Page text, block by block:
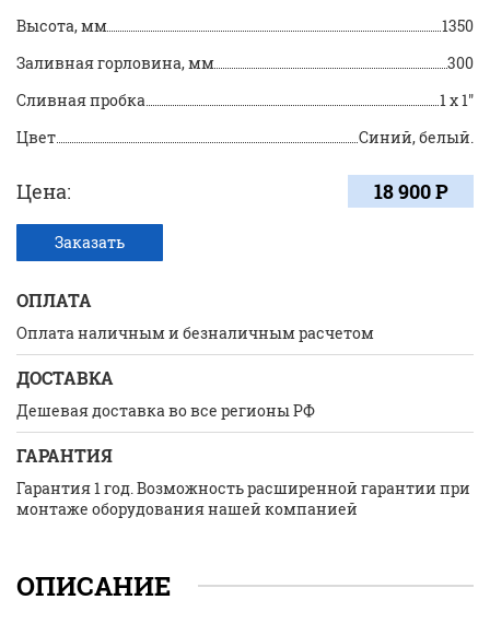
Высота, мм
1350
Заливная горловина, мм
300
Сливная пробка
1 х 1"
Цвет
Синий, белый.
Цена: 18 900 Р
Заказать
ОПЛАТА
Оплата наличным и безналичным расчетом
ДОСТАВКА
Дешевая доставка во все регионы РФ
ГАРАНТИЯ
Гарантия 1 год. Возможность расширенной гарантии при
монтаже оборудования нашей компанией
ОПИСАНИЕ